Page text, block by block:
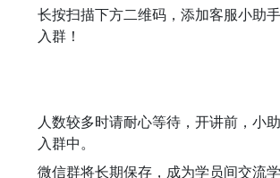
长按扫描下方二维码，添加客服小助
入群！
人数较多时请耐心等待，开讲前，小
入群中。
微信群将长期保存，成为学员间交流